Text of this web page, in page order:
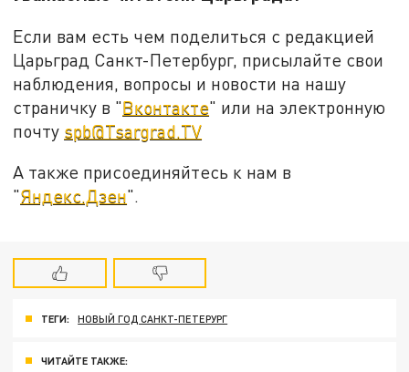
Если вам есть чем поделиться с редакцией
Царьград Санкт-Петербург, присылайте свои
наблюдения, вопросы и новости на нашу
страничку в "Вконтакте" или на электронную
почту spb@Tsargrad.TV
А также присоединяйтесь к нам в
"Яндекс.Дзен".
ТЕГИ: НОВЫЙ ГОД САНКТ-ПЕТЕРУРГ
ЧИТАЙТЕ ТАКЖЕ: